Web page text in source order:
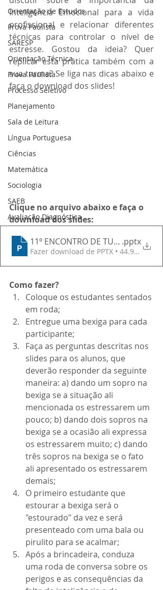
Orientação de Estudos
Prova Paulista
SARESP
Orientação Técnica
Prova Paulista
Processo Seletivo
Planejamento
Sala de Leitura
Língua Portuguesa
Ciências
Matemática
Sociologia
SAEB
Avaliação Diagnóstica
Inteligência Emocional para a vida
profissional e relacionar diferentes
técnicas para controlar o nível de
estresse. Gostou da ideia? Quer
replicar esta prática também com a
sua turma? Se liga nas dicas abaixo e
faça o download dos slides!
Clique no arquivo abaixo e faça o
download dos slides:
11º ENCONTRO DE TUTORIA -
.pptx
Fazer download de PPTX • 44.95MB
Como fazer?
Coloque os estudantes sentados
em roda;
Entregue uma bexiga para cada
participante;
Faça as perguntas descritas nos
slides para os alunos, que
deverão responder da seguinte
maneira: a) dando um sopro na
bexiga se a situação ali
mencionada os estressarem um
pouco; b) dando dois sopros na
bexiga se a ocasião ali expressa
os estressarem muito; c) dando
três sopros na bexiga se o fato
ali apresentado os estressarem
demais;
O primeiro estudante que
estourar a bexiga será o
"estourado" da vez e será
presenteado com uma bala ou
pirulito para se acalmar;
Após a brincadeira, conduza
uma roda de conversa sobre os
perigos e as consequências da